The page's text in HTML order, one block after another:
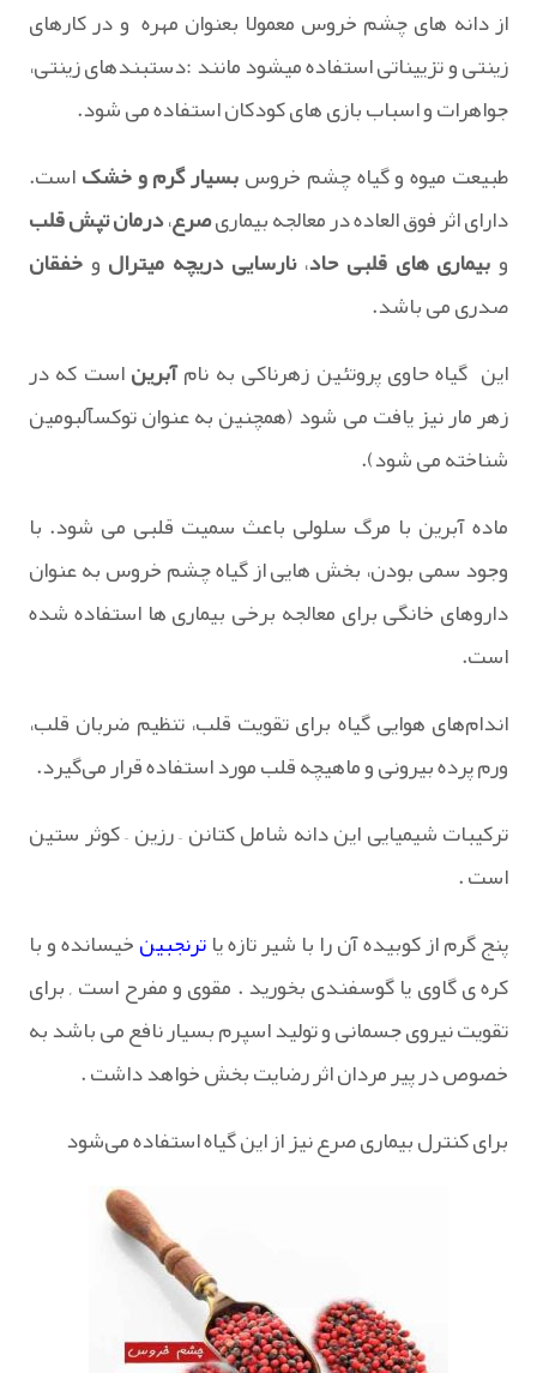
از دانه های چشم خروس معمولا بعنوان مهره و در کارهای
زینتی و تزییناتی استفاده میشود مانند :دستبندهای زینتی،
جواهرات و اسباب بازی های کودکان استفاده می شود.
طبیعت میوه و گیاه چشم خروسبسیار گرم و خشکاست.
دارای اثر فوق العاده در معالجه بیماریصرع،درمان تپش قلب
وبیماری های قلبی حاد،نارسایی دریچه میترال وخفقان
صدری می باشد.
این گیاه حاوی پروتئین زهرناکی به نامآبریناست که در
زهر مار نیز یافت می شود (همچنین به عنوان توکسآلبومین
شناخته می شود).
ماده آبرین با مرگ سلولی باعث سمیت قلبی می شود. با
وجود سمی بودن، بخش هایی از گیاه چشم خروس به عنوان
داروهای خانگی برای معالجه برخی بیماری ها استفاده شده
است.
اندام‌های هوایی گیاه برای تقویت قلب، تنظیم ضربان قلب،
ورم پرده بیرونی و ماهیچه‌ قلب مورد استفاده قرار می‌گیرد.
ترکیبات شیمیایی این دانه شامل کتانن – رزین – کوثر ستین
است .
پنج گرم از کوبیده آن را با شیر تازه یاترنجبینخیسانده و با
کره ی گاوی یا گوسفندی بخورید . مقوی و مفرح است , برای
تقویت نیروی جسمانی و تولید اسپرم بسیار نافع می باشد به
خصوص در پیر مردان اثر رضایت بخش خواهد داشت .
برای کنترل بیماری صرع نیز از این گیاه استفاده می‌شود